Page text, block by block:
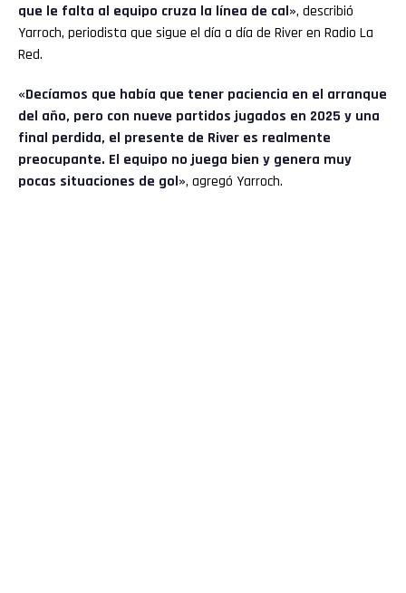
que le falta al equipo cruza la línea de cal», describió
Yarroch, periodista que sigue el día a día de River en Radio La
Red.
«Decíamos que había que tener paciencia en el arranque
del año, pero con nueve partidos jugados en 2025 y una
final perdida, el presente de River es realmente
preocupante. El equipo no juega bien y genera muy
pocas situaciones de gol», agregó Yarroch.